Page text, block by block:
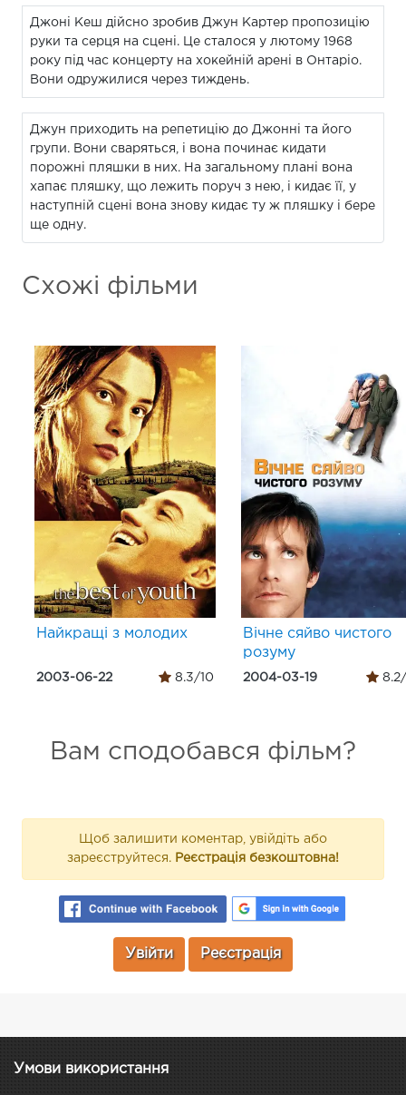
Джоні Кеш дійсно зробив Джун Картер пропозицію
руки та серця на сцені. Це сталося у лютому 1968
року під час концерту на хокейній арені в Онтаріо.
Вони одружилися через тиждень.
Джун приходить на репетицію до Джонні та його
групи. Вони сваряться, і вона починає кидати
порожні пляшки в них. На загальному плані вона
хапає пляшку, що лежить поруч з нею, і кидає її, у
наступній сцені вона знову кидає ту ж пляшку і бере
ще одну.
Схожі фільми
Найкращі з молодих
2003-06-22 8.3/10
Вічне сяйво чистого
розуму
2004-03-19 8.2/
Вам сподобався фільм?
Щоб залишити коментар, увійдіть або
зареєструйтеся. Реєстрація безкоштовна!
Увійти Реєстрація
Умови використання